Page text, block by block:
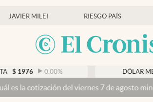
JAVIER MILEI RIESGO PAÍS
0.00% $ 1522,61
viernes 7 de agosto minuto a minuto